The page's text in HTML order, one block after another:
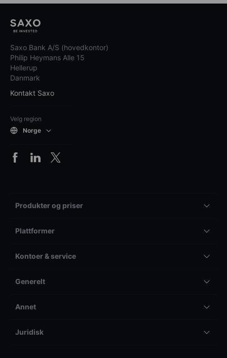
Saxo Bank A/S (hovedkontor)
Philip Heymans Alle 15
Hellerup
Danmark
Kontakt Saxo
Velg region
Norge
Produkter og priser
Plattformer
Kontoer & service
Generelt
Annet
Juridisk